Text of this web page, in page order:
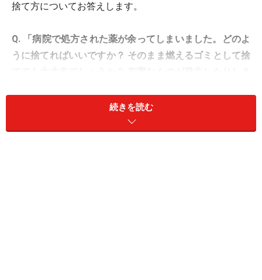
捨て方についてお答えします。
Q. 「病院で処方された薬が余ってしまいました。どのよ
うに捨てればいいですか？ そのまま燃えるゴミとして捨
続きを読む